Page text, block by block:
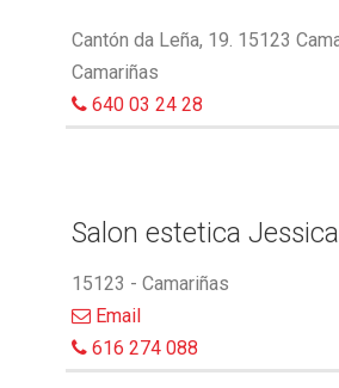
Cantón da Leña, 19. 15123
Camariñas
640 03 24 28
Salon estetica Jessica
15123 - Camariñas
Email
616 274 088